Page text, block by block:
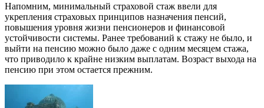
Напомним, минимальный страховой стаж ввели для
укрепления страховых принципов назначения пенсий,
повышения уровня жизни пенсионеров и финансовой
устойчивости системы. Ранее требований к стажу не было, и
выйти на пенсию можно было даже с одним месяцем стажа,
что приводило к крайне низким выплатам. Возраст выхода на
пенсию при этом остается прежним.